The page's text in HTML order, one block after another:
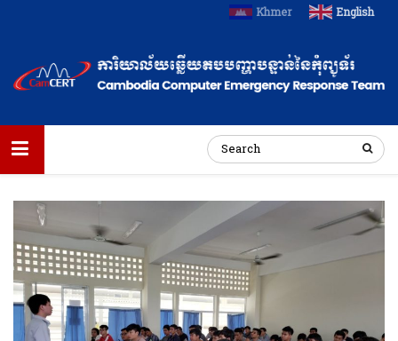
Khmer English